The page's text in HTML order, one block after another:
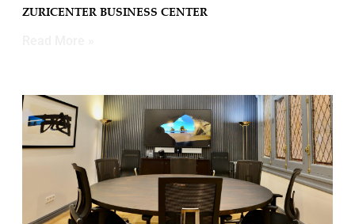
ZURICENTER BUSINESS CENTER